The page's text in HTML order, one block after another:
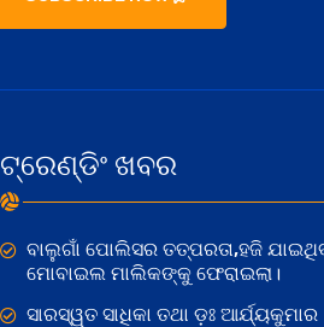
ଟ୍ରେଣ୍ଡିଂ ଖବର
ବାଲୁଗାଁ ପୋଲିସର ତତ୍‌ପରତା,ହଜି
ମୋବାଇଲ ମାଲିକଙ୍କୁ ଫେରାଇଲା।
ସାରସ୍ୱତ ସାଧିକା ତଥା ଡ଼ଃ ଆର୍ଯ୍ୟକୁମାର